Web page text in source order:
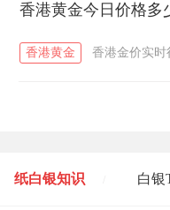
香港黄金今日价格多
香港黄金 香港金价实时
纸白银知识 白银